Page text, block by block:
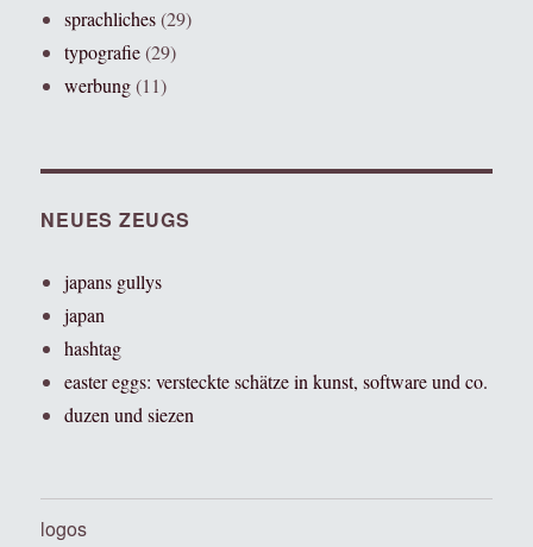
sprachliches(29)
typografie(29)
werbung(11)
NEUES ZEUGS
japans gullys
japan
hashtag
easter eggs: versteckte schätze in kunst, software und co.
duzen und siezen
logos